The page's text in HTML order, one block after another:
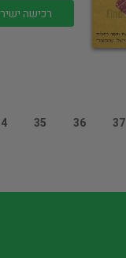
רכישה
35 36 37